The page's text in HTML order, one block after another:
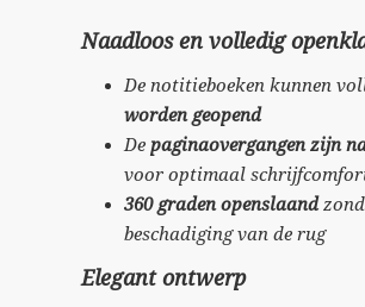
Naadloos en volledig
De notitieboeken kunnen
worden geopend
Depaginaovergangen zijn
voor optimaal
360 graden openslaand
beschadiging van de rug
Elegant ontwerp